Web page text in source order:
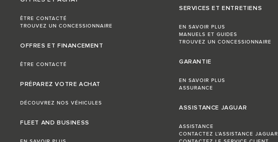
ÊTRE CONTACTÉ
TROUVEZ UN CONCESSIONNAIRE
OFFRES ET FINANCEMENT
ÊTRE CONTACTÉ
PRÉPAREZ VOTRE ACHAT
DÉCOUVREZ NOS VÉHICULES
FLEET AND BUSINESS
SERVICES ET ENTRETIENS
EN SAVOIR PLUS
MANUELS ET GUIDES
TROUVEZ UN CONCESSIONNAIRE
GARANTIE
EN SAVOIR PLUS
ASSURANCE
ASSISTANCE JAGUAR
ASSISTANCE
CONTACTEZ L'ASSISTANCE JAGUAR